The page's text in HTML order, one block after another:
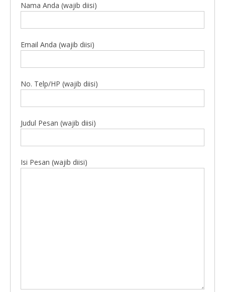
Nama Anda (wajib diisi)
Email Anda (wajib diisi)
No. Telp/HP (wajib diisi)
Judul Pesan (wajib diisi)
Isi Pesan (wajib diisi)